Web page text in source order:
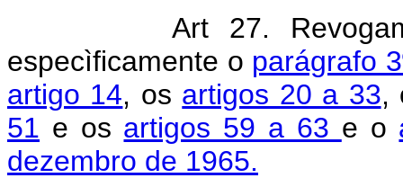
Art 27.
especìficamente o parágrafo
artigo 14, os artigos 20 a 33,
51 e os artigos 59 a 63 e o
dezembro de 1965.